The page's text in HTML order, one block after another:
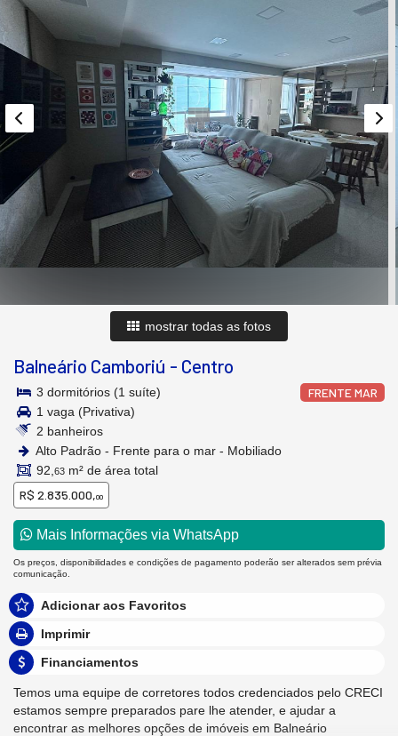
mostrar todas as fotos
Balneário Camboriú - Centro
FRENTE MAR
3 dormitórios (1 suíte)
1 vaga (Privativa)
2 banheiros
Alto Padrão - Frente para o mar - Mobiliado
92, 63 m² de área total
R$ 2.835.000,00
Mais Informações via WhatsApp
Os preços, disponibilidades e condições de pagamento poderão ser alterados sem prévia
comunicação.
Adicionar aos Favoritos
Imprimir
Financiamentos
Temos uma equipe de corretores todos credenciados pelo CRECI
estamos sempre preparados pare lhe atender, e ajudar a
encontrar as melhores opções de imóveis em Balneário